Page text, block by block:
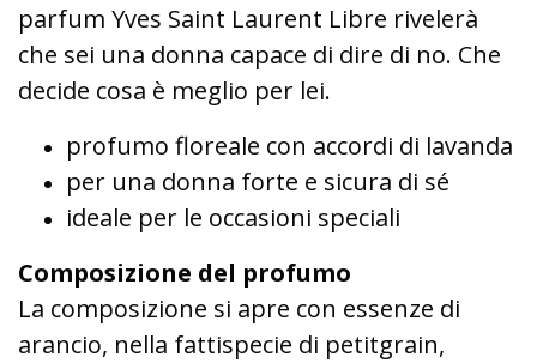
parfum Yves Saint Laurent Libre rivelerà
che sei una donna capace di dire di no. Che
decide cosa è meglio per lei.
profumo floreale con accordi di lavanda
per una donna forte e sicura di sé
ideale per le occasioni speciali
Composizione del profumo
La composizione si apre con essenze di
arancio, nella fattispecie di petitgrain,